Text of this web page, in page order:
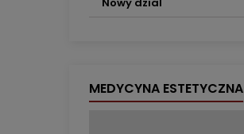
MEDYCYNA ESTETYCZNA